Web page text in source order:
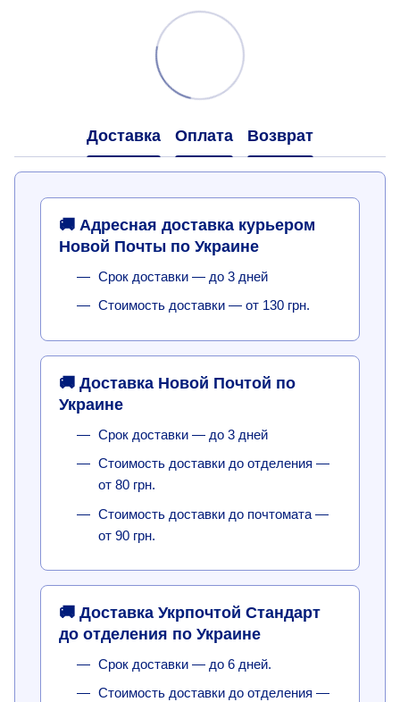
Доставка Оплата Возврат
🚚 Адресная доставка курьером
Новой Почты по Украине
Срок доставки — до 3 дней
Стоимость доставки — от 130 грн.
🚚 Доставка Новой Почтой по
Украине
Срок доставки — до 3 дней
Стоимость доставки до отделения —
от 80 грн.
Стоимость доставки до почтомата —
от 90 грн.
🚚 Доставка Укрпочтой Стандарт
до отделения по Украине
Срок доставки — до 6 дней.
Стоимость доставки до отделения —